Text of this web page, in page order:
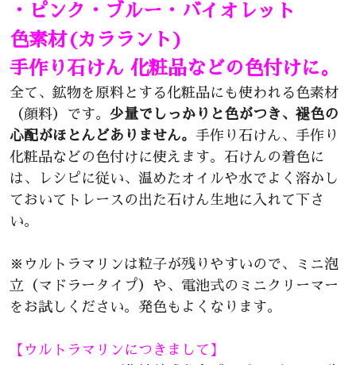
・ピンク・ブルー・バイオレット
色素材(カララント)
手作り石けん 化粧品などの色付けに。
全て、鉱物を原料とする化粧品にも使われる色素材
（顔料）です。 少量でしっかりと色がつき、褪色の
心配がほとんどありません。 手作り石けん、手作り
化粧品などの色付けに使えます。石けんの着色に
は、レシピに従い、温めたオイルや水でよく溶かし
ておいてトレースの出た石けん生地に入れて下さ
い。
※ウルトラマリンは粒子が残りやすいので、ミニ泡
立（マドラータイプ）や、電池式のミニクリーマー
をお試しください。発色もよくなります。
【ウルトラマリンにつきまして】